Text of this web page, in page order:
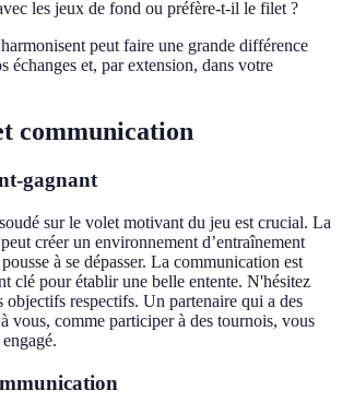
les jeux de fond ou préfère-t-il le filet ?
peut faire une grande différence
échanges et, par extension, dans votre
communication
gagnant
sur le volet motivant du jeu est crucial. La
créer un environnement d’entraînement
à se dépasser. La communication est
clé pour établir une belle entente. N'hésitez
objectifs respectifs. Un partenaire qui a des
vous, comme participer à des tournois, vous